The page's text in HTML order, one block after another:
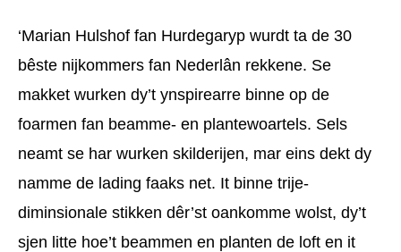
‘Marian Hulshof fan Hurdegaryp wurdt ta de 30
bêste nijkommers fan Nederlân rekkene. Se
makket wurken dy’t ynspirearre binne op de
foarmen fan beamme- en plantewoartels. Sels
neamt se har wurken skilderijen, mar eins dekt dy
namme de lading faaks net. It binne trije-
diminsionale stikken dêr’st oankomme wolst, dy’t
sjen litte hoe’t beammen en planten de loft en it